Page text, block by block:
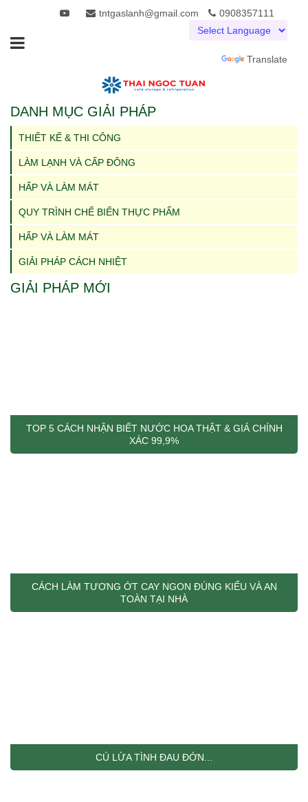
tntgaslanh@gmail.com 0908357111
Translate
DANH MỤC GIẢI PHÁP
THIẾT KẾ & THI CÔNG
LÀM LẠNH VÀ CẤP ĐÔNG
HẤP VÀ LÀM MÁT
QUY TRÌNH CHẾ BIẾN THỰC PHẨM
HẤP VÀ LÀM MÁT
GIẢI PHÁP CÁCH NHIỆT
GIẢI PHÁP MỚI
TOP 5 CÁCH NHẬN BIẾT NƯỚC HOA THẬT & GIẢ CHÍNH
XÁC 99,9%
CÁCH LÀM TƯƠNG ỚT CAY NGON ĐÚNG KIỂU VÀ AN
TOÀN TẠI NHÀ
CÚ LỪA TÌNH ĐAU ĐỚN...